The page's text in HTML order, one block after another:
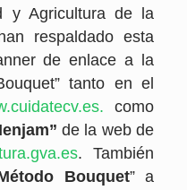
y Agricultura de la
respaldado esta
de enlace a la
tanto en el
como
de la web de
. También
Bouquet” a